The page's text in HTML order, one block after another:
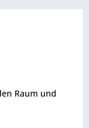
Raum und